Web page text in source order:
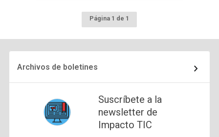
Página 1 de 1
Archivos de boletines
Suscríbete a la
newsletter de
Impacto TIC